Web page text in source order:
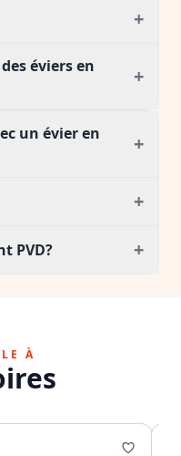
+
éviers en
+
un évier en
+
+
PVD? +
À